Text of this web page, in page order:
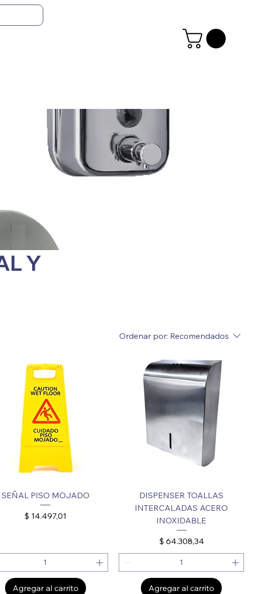
Y
Ordenar por: Recomendados
SEÑAL PISO MOJADO
Precio
$ 14.497,01
Agregar al carrito
DISPENSER TOALLAS
INTERCALADAS ACERO
INOXIDABLE
Precio
$ 64.308,34
Agregar al carrito